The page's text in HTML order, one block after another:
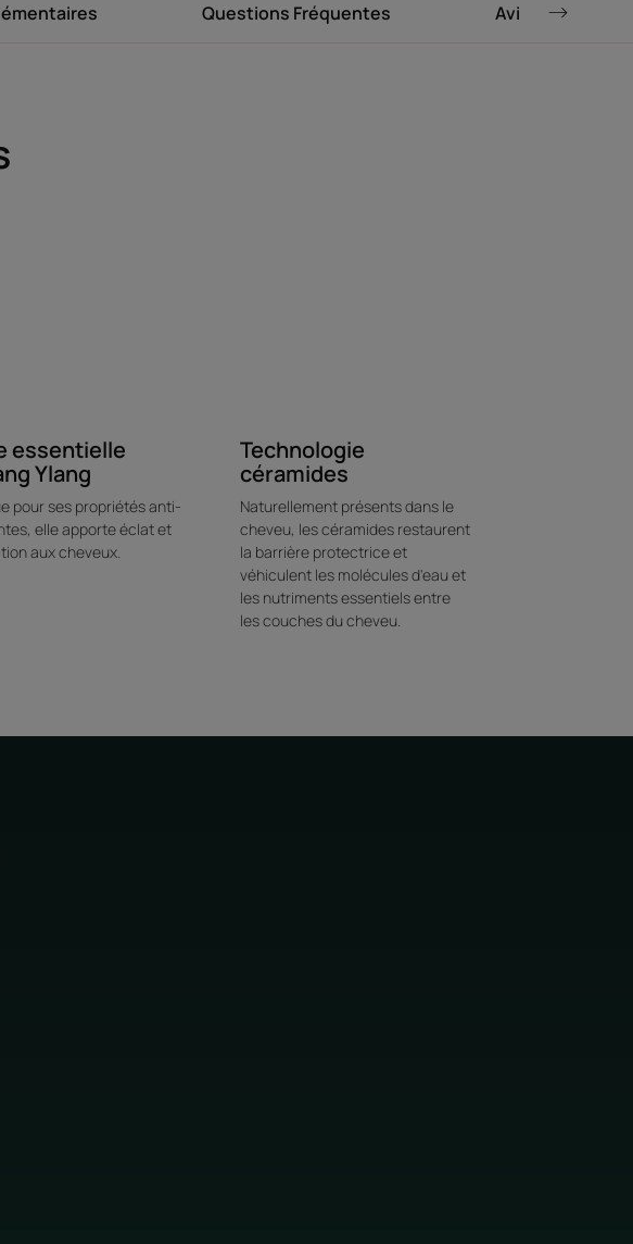
la chevelure de la chaleur jusqu'à 230°C.
Questions Fréquentes Avis
essentielle
Ylang
pour ses propriétés anti-
elle apporte éclat et
aux cheveux.
Technologie
céramides
Naturellement présents dans le
cheveu, les céramides restaurent
la barrière protectrice et
véhiculent les molécules d'eau et
les nutriments essentiels entre
les couches du cheveu.